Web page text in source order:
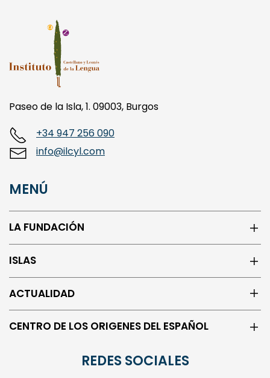
Paseo de la Isla, 1. 09003, Burgos
+34 947 256 090
info@ilcyl.com
MENÚ
LA FUNDACIÓN
ISLAS
ACTUALIDAD
CENTRO DE LOS ORIGENES DEL ESPAÑOL
REDES SOCIALES